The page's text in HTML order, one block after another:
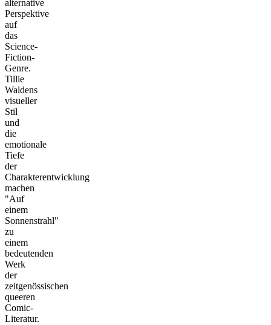
alternative
Perspektive
auf
das
Science-
Fiction-
Genre.
Tillie
Waldens
visueller
Stil
und
die
emotionale
Tiefe
der
Charakterentwicklung
machen
"Auf
einem
Sonnenstrahl"
zu
einem
bedeutenden
Werk
der
zeitgenössischen
queeren
Comic-
Literatur.